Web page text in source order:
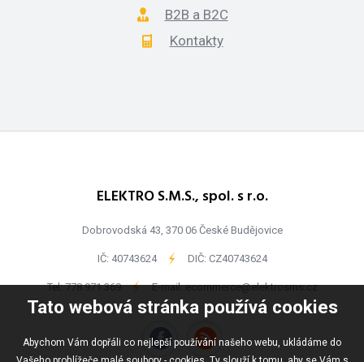
Tato webová stránka používá cookies
Abychom Vám dopřáli co nejlepší používání našeho webu, ukládáme do
B2B a B2C
Kontakty
ELEKTRO S.M.S., spol. s r.o.
Dobrovodská 43, 370 06 České Budějovice
IČ: 40743624 - DIČ: CZ40743624
Tel:778 971 369 - E-mail:ecommerce@elektrosms.cz